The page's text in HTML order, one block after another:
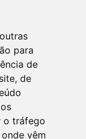
para
de
de
o tráfego
vêm
CEP: 95340-